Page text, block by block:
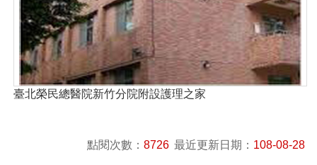
臺北榮民總醫院新竹分院附設護理之家
點閱次數： 8726 最近更新日期： 108-08-28